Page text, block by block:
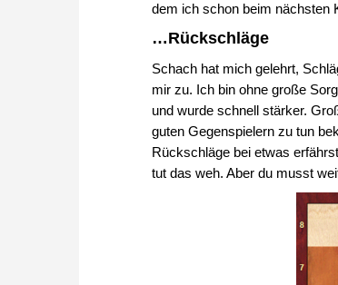
dem ich schon beim nächsten
…Rückschläge
Schach hat mich gelehrt,
mir zu. Ich bin ohne große
und wurde schnell stärker.
guten Gegenspielern zu tun
Rückschläge bei etwas
tut das weh. Aber du musst